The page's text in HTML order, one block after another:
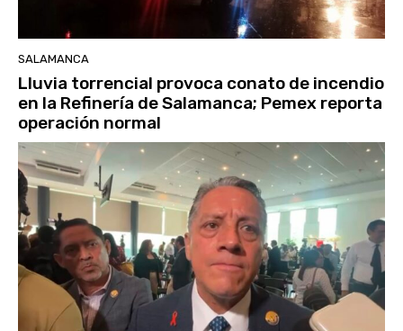
SALAMANCA
Lluvia torrencial provoca conato de incendio
en la Refinería de Salamanca; Pemex reporta
operación normal